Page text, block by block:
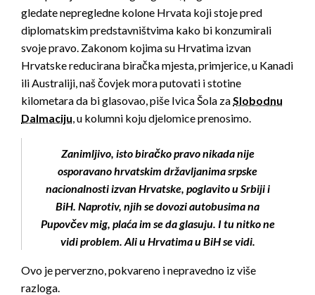
gledate nepregledne kolone Hrvata koji stoje pred
diplomatskim predstavništvima kako bi konzumirali
svoje pravo. Zakonom kojima su Hrvatima izvan
Hrvatske reducirana biračka mjesta, primjerice, u Kanadi
ili Australiji, naš čovjek mora putovati i stotine
kilometara da bi glasovao, piše Ivica Šola zaSlobodnu
Dalmaciju, u kolumni koju djelomice prenosimo.
Zanimljivo, isto biračko pravo nikada nije
osporavano hrvatskim državljanima srpske
nacionalnosti izvan Hrvatske, poglavito u Srbiji i
BiH. Naprotiv, njih se dovozi autobusima na
Pupovčev mig, plaća im se da glasuju. I tu nitko ne
vidi problem. Ali u Hrvatima u BiH se vidi.
Ovo je perverzno, pokvareno i nepravedno iz više
razloga.